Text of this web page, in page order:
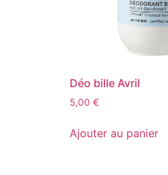
Déo bille Avril
5,00 €
Ajouter au panier